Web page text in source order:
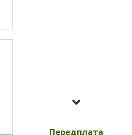
2023
Усі номери за
Передплата